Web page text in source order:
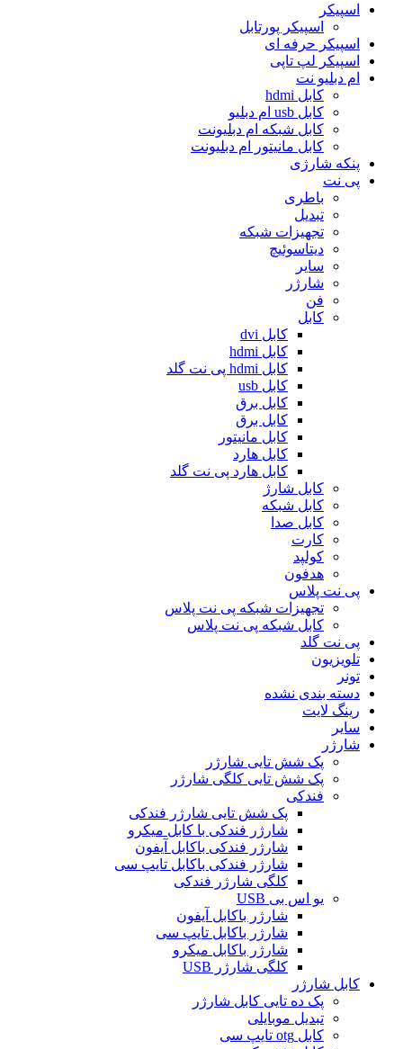
اسپیکر
اسپیکر پورتابل
اسپیکر حرفه ای
اسپیکر لپ تاپی
ام دبلیو نت
کابل hdmi
کابل usb ام دبلیو
کابل شبکه ام دبلیونت
کابل مانیتور ام دبلیونت
پنکه شارژی
پی نت
باطری
تبدیل
تجهیزات شبکه
دیتاسوئیچ
سایر
شارژر
فن
کابل
کابل dvi
کابل hdmi
کابل hdmi پی نت گلد
کابل usb
کابل برق
کابل برق
کابل مانیتور
کابل هارد
کابل هارد پی نت گلد
کابل شارژ
کابل شبکه
کابل صدا
کارت
کولپد
هدفون
پی نت پلاس
تجهیزات شبکه پی نت پلاس
کابل شبکه پی نت پلاس
پی نت گلد
تلویزیون
تونر
دسته بندی نشده
رینگ لایت
سایر
شارژر
پک شش تایی شارژر
پک شش تایی کلگی شارژر
فندکی
پک شش تایی شارژر فندکی
شارژر فندکی با کابل میکرو
شارژر فندکی باکابل آیفون
شارژر فندکی باکابل تایپ سی
کلگی شارژر فندکی
یو اس بی USB
شارژر باکابل آیفون
شارژر باکابل تایپ سی
شارژر باکابل میکرو
کلگی شارژر USB
کابل شارژر
پک ده تایی کابل شارژر
تبدیل موبایلی
کابل otg تایپ سی